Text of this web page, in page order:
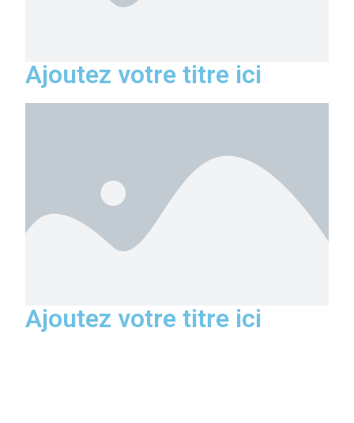
Ajoutez votre titre ici
Ajoutez votre titre ici